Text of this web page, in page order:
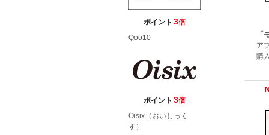
ポイント 3倍
Qoo10
ポイント 3倍
Oisix（おいしっく
す）
「
ア
購